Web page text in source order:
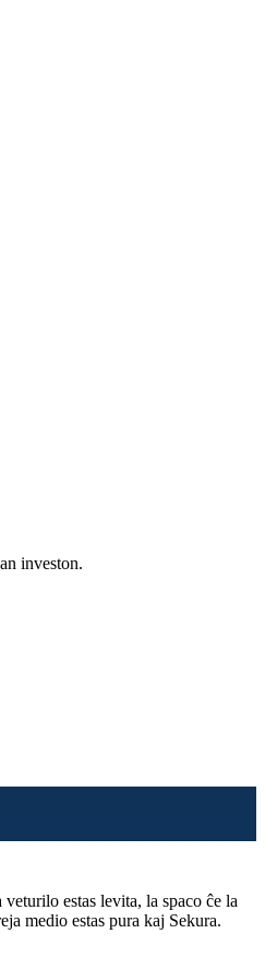
investon.
estas levita, la spaco ĉe la
medio estas pura kaj Sekura.